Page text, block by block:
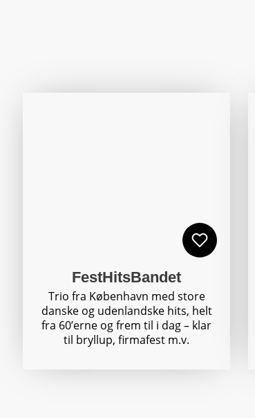
FestHitsBandet
Trio fra København med store
danske og udenlandske hits, helt
fra 60’erne og frem til i dag – klar
til bryllup, firmafest m.v.